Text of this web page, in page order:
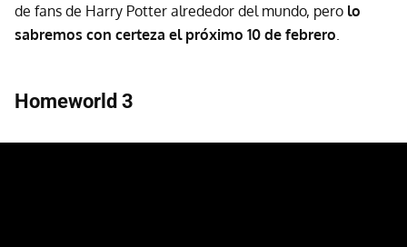
de fans de Harry Potter alrededor del mundo, pero lo
sabremos con certeza el próximo 10 de febrero
Homeworld 3